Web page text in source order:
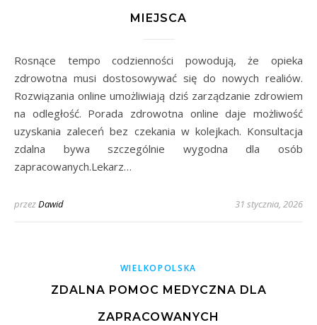
MIEJSCA
Rosnące tempo codzienności powodują, że opieka
zdrowotna musi dostosowywać się do nowych realiów.
Rozwiązania online umożliwiają dziś zarządzanie zdrowiem
na odległość. Porada zdrowotna online daje możliwość
uzyskania zaleceń bez czekania w kolejkach. Konsultacja
zdalna bywa szczególnie wygodna dla osób
zapracowanych.Lekarz…
przezDawid 31 stycznia, 2026
WIELKOPOLSKA
ZDALNA POMOC MEDYCZNA DLA
ZAPRACOWANYCH